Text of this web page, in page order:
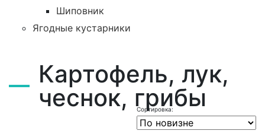
Шиповник
Ягодные кустарники
Картофель, лук,
чеснок, грибы